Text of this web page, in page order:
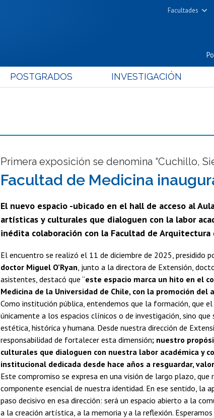
Facultades
Cs.
Cs.
Estudios
POSTGRADOS INVESTIGACIÓN
Primera exposición se denomina “Cuchillo,
Facultad de Medicina
El nuevo espacio -ubicado en el hall de acceso al
artísticas y culturales que dialoguen con la labor
inédita colaboración con la Facultad de Arquitectura
El encuentro se realizó el 11 de diciembre de 2025, presidido
doctor Miguel O’Ryan , junto a la directora de Extensión,
asistentes, destacó que “este espacio marca un hito en el
Medicina de la Universidad de Chile, con la promoción
Como institución pública, entendemos que la formación, que
únicamente a los espacios clínicos o de investigación, sino
estética, histórica y humana. Desde nuestra dirección de
responsabilidad de fortalecer esta dimensión; nuestro
culturales que dialoguen con nuestra labor académica y
institucional dedicada desde hace años a resguardar,
Este compromiso se expresa en una visión de largo plazo,
componente esencial de nuestra identidad. En ese sentido, la
paso decisivo en esa dirección: será un espacio abierto a la
a la creación artística, a la memoria y a la reflexión.